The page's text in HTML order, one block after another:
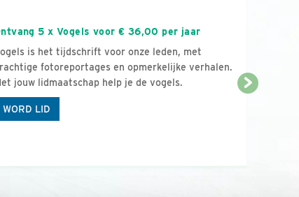
5 x Vogels voor € 36,00 per jaar
is het tijdschrift voor onze leden, met
fotoreportages en opmerkelijke verhalen.
jouw lidmaatschap help je de vogels.
WORD LID